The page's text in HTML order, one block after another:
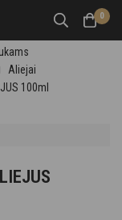
0
Aliejai
100ml